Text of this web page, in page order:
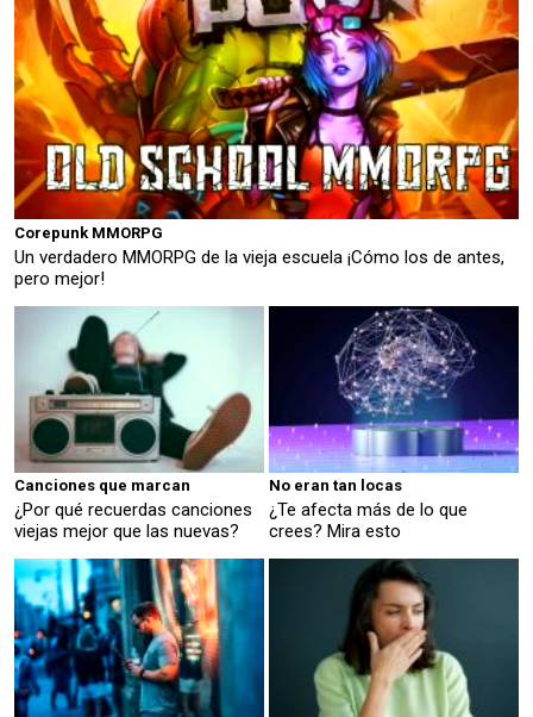
Corepunk MMORPG
Un verdadero MMORPG de la vieja escuela ¡Cómo los de antes,
pero mejor!
Canciones que marcan
¿Por qué recuerdas canciones
viejas mejor que las nuevas?
No eran tan locas
¿Te afecta más de lo que
crees? Mira esto